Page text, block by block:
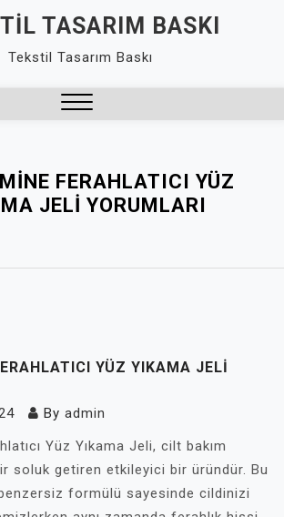
TASARIM BASKI
Tekstil Tasarım Baskı
FERAHLATICI YÜZ
JELI YORUMLARI
YÜZ YIKAMA JELI
By admin
Yüz Yıkama Jeli, cilt bakım
soluk getiren etkileyici bir üründür. Bu
formülü sayesinde cildinizi